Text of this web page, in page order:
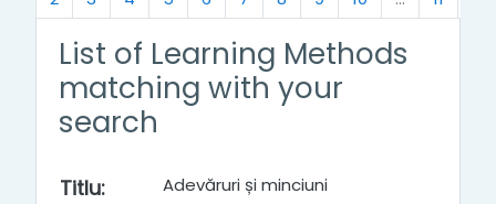
List of Learning Methods
matching with your
search
Titlu: Adevăruri și minciuni